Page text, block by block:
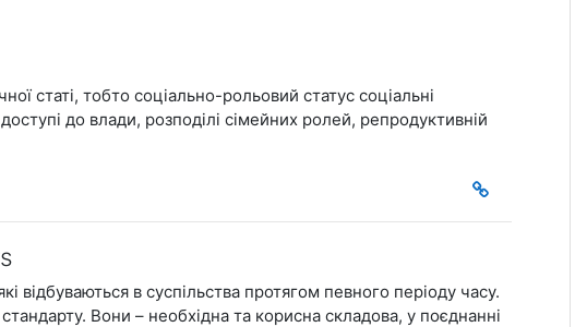
статі, тобто соціально-рольовий статус соціальні
до влади, розподілі сімейних ролей, репродуктивній
відбуваються в суспільства протягом певного періоду часу.
Вони – необхідна та корисна складова, у поєднанні